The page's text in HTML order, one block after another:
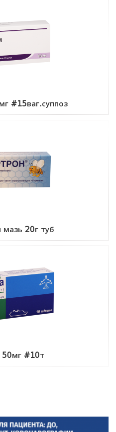
#15ваг.суппоз
мазь 20г туб
#10т